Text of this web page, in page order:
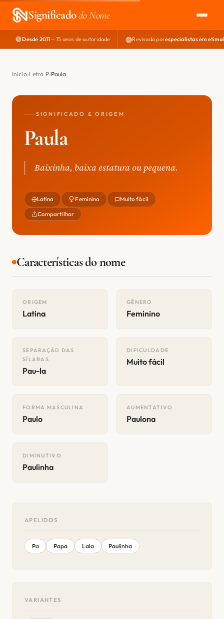
Significadodo Nome
EXPLORAR
NOME PERFEITO
Desde 2011— 15 anos de autoridade Revisado porespecialistas em
Início Letra P Paula
SIGNIFICADO & ORIGEM
Paula
Baixinha, baixa estatura ou pequena.
Latina Feminino Muito fácil
Compartilhar
Características do nome
ORIGEM
Latina
GÊNERO
Feminino
SEPARAÇÃO DAS
SÍLABAS
Pau-la
DIFICULDADE
Muito fácil
FORMA MASCULINA
Paulo
AUMENTATIVO
Paulona
DIMINUTIVO
Paulinha
APELIDOS
Pa Papa Lala Paulinha
VARIANTES